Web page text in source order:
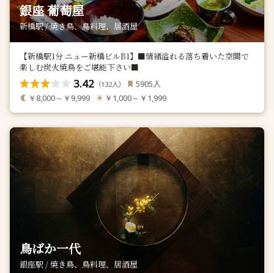
銀座 葡萄屋
新橋駅 / 焼き鳥、鳥料理、居酒屋
【新橋駅1分 ニュー新橋ビルB1】■情緒溢れる落ち着いた空間で
楽しむ炭火焼鳥をご堪能下さい■
3.42 （132人） 5905人
￥8,000～￥9,999 ￥1,000～￥1,999
鳥ばか一代
銀座駅 / 焼き鳥、鳥料理、居酒屋